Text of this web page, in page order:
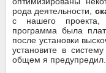
рода деятельности,
с нашего проекта,
программа была
после установки
установите в
общем я предупредил.